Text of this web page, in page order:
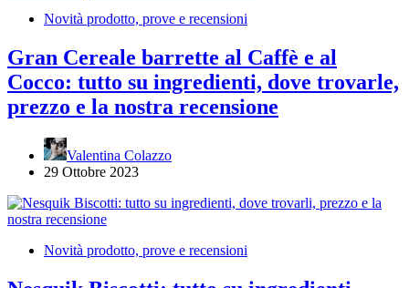
Novità prodotto, prove e recensioni
Gran Cereale barrette al Caffè e al
Cocco: tutto su ingredienti, dove trovarle,
prezzo e la nostra recensione
Valentina Colazzo
29 Ottobre 2023
Novità prodotto, prove e recensioni